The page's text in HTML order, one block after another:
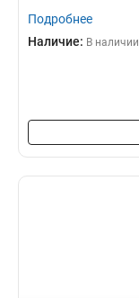
Подробнее
Наличие: В наличии